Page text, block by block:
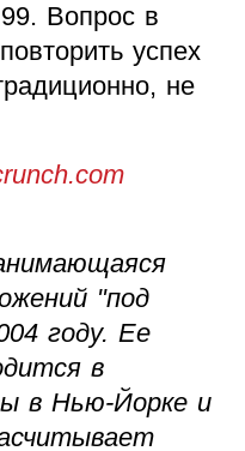
Вопрос в
успех
не
"под
году. Ее
в
в Нью-Йорке и